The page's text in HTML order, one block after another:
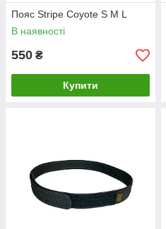
Пояс Stripe Coyote S М L
В наявності
550 ₴
Купити